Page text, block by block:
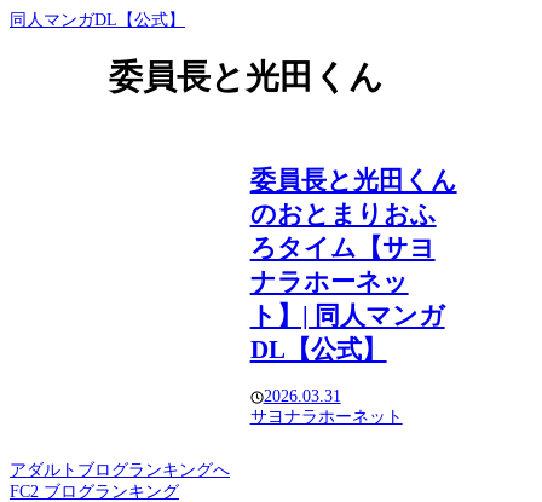
同人マンガDL【公式】
委員長と光田くん
委員長と光田くん
のおとまりおふ
ろタイム【サヨ
ナラホーネッ
ト】| 同人マンガ
DL【公式】
2026.03.31
サヨナラホーネット
アダルトブログランキングへ
FC2 ブログランキング